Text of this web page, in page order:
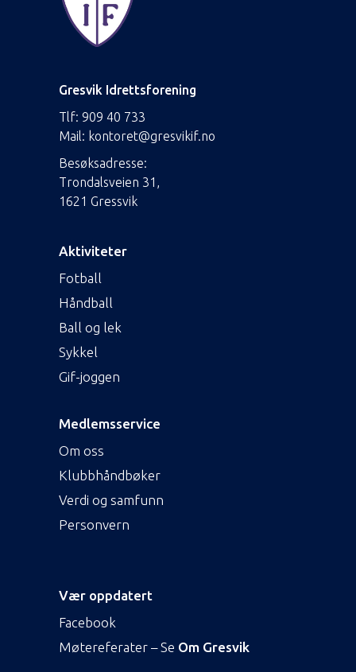
Gresvik Idrettsforening
Tlf: 909 40 733
Mail: kontoret@gresvikif.no
Besøksadresse:
Trondalsveien 31,
1621 Gressvik
Aktiviteter
Fotball
Håndball
Ball og lek
Sykkel
Gif-joggen
Medlemsservice
Om oss
Klubbhåndbøker
Verdi og samfunn
Personvern
Vær oppdatert
Facebook
Møtereferater – Se Om Gresvik